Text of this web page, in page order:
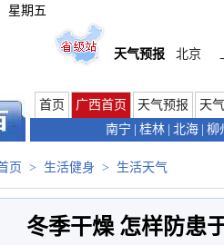
星期五
天气预报 北京
首页 广西首页 天气预报
天
南宁
桂林 北海 柳
页 > 生活健身 > 生活天气
冬季干燥 怎样防患